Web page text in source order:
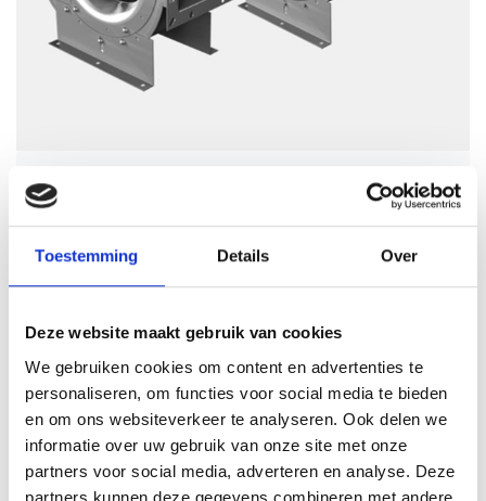
Toestemming Details Over
Deze website maakt gebruik van cookies
We gebruiken cookies om content en advertenties te
personaliseren, om functies voor social media te bieden
en om ons websiteverkeer te analyseren. Ook delen we
informatie over uw gebruik van onze site met onze
partners voor social media, adverteren en analyse. Deze
partners kunnen deze gegevens combineren met andere
Rosenberg
rosenberg ventilator drad 355-4
Schrijf je eigen review
€2.177,99€4.355,98Incl. btw
Op voorraad Levertijd: 2 tot 4 werkdagen
Aantal
Toevoegen aan winkelwagen